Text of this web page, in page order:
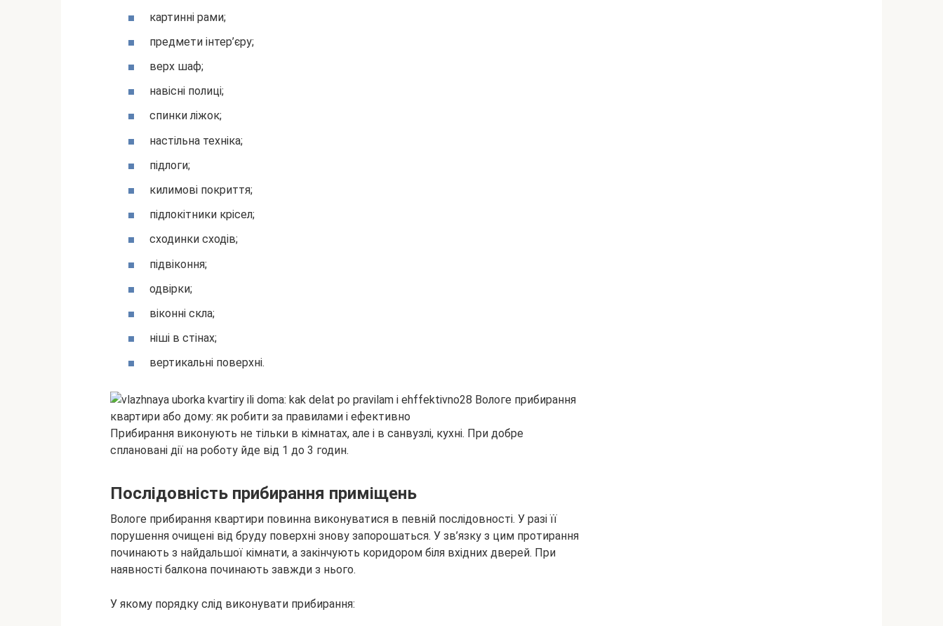
картинні рами;
предмети інтер’єру;
верх шаф;
навісні полиці;
спинки ліжок;
настільна техніка;
підлоги;
килимові покриття;
підлокітники крісел;
сходинки сходів;
підвіконня;
одвірки;
віконні скла;
ніші в стінах;
вертикальні поверхні.
Прибирання виконують не тільки в кімнатах, але і в санвузлі, кухні. При добре
сплановані дії на роботу йде від 1 до 3 годин.
Послідовність прибирання приміщень
Вологе прибирання квартири повинна виконуватися в певній послідовності. У разі її
порушення очищені від бруду поверхні знову запорошаться. У зв’язку з цим протирання
починають з найдальшої кімнати, а закінчують коридором біля вхідних дверей. При
наявності балкона починають завжди з нього.
У якому порядку слід виконувати прибирання: